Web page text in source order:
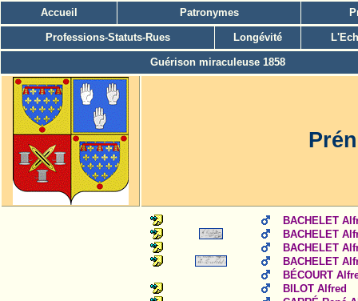
Accueil Patronymes
Professions-Statuts-Rues Longévité
Guérison miraculeuse 1858
BACHELET
BACHELET
BACHELET
BACHELET
BÉCOURT
BILOT Alfred